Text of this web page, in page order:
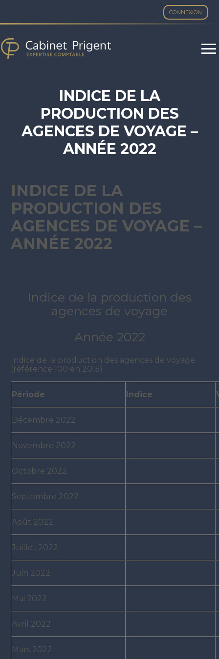
CONNEXION
Aller
au
INDICE DE LA
PRODUCTION DES
AGENCES DE VOYAGE –
ANNÉE 2022
INDICE DE LA
PRODUCTION DES
AGENCES DE VOYAGE –
ANNÉE 2022
Indice de la production des
agences de voyage
Année 2022
Indice de la production des agences de voyage
(référence 100 en 2015)
Période Indice
Décembre 2022
Novembre 2022
Octobre 2022
Septembre 2022
Août 2022
Juillet 2022
Juin 2022
Mai 2022
Avril 2022
Mars 2022